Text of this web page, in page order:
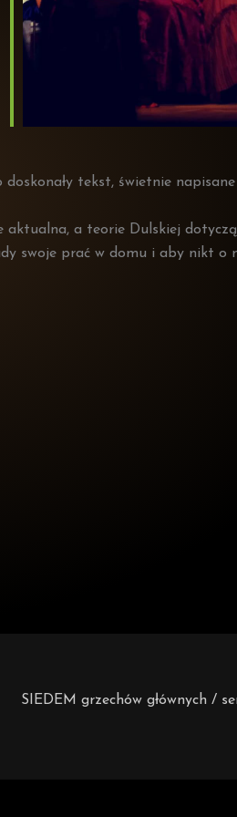
tekst, świetnie
a teorie Dulskiej
swoje prać w domu i aby nikt o